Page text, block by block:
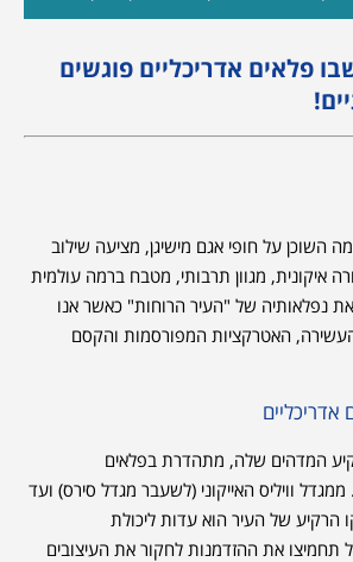
פלאים אדריכליים פוגשים
השוכן על חופי אגם מישיגן, מציעה שילוב
איקונית, מגוון תרבותי, מטבח ברמה עולמית
נפלאותיה של "העיר הרוחות" כאשר אנו
האטרקציות המפורסמות והקסם
המדהים שלה, מתהדרת בפלאים
ממגדל וויליס האייקוני (לשעבר מגדל סירס) ועד
קו הרקיע של העיר הוא עדות ליכולת
תחמיצו את ההזדמנות לחקור את העיצובים